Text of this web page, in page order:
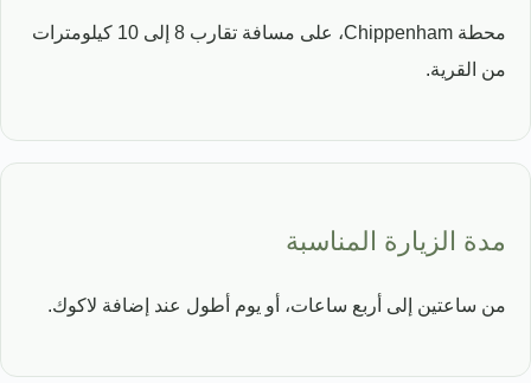
محطة Chippenham، على مسافة تقارب 8 إلى 10 كيلومترات
من القرية.
مدة الزيارة المناسبة
من ساعتين إلى أربع ساعات، أو يوم أطول عند إضافة لاكوك.